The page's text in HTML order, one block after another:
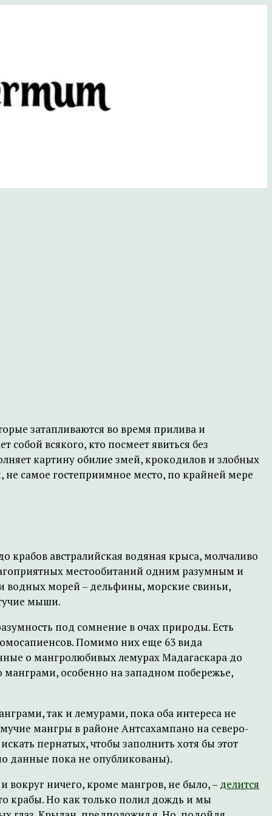
затапливаются во время прилива и
всякого, кто посмеет явиться без
картину обилие змей, крокодилов и злобных
самое гостеприимное место, по крайней мере
крабов австралийская водяная крыса, молчаливо
местообитаний одним разумным и
водных морей – дельфины, морские свиньи,
мыши.
под сомнение в очах природы. Есть
Помимо них еще 63 вида
о мангролюбивых лемурах Мадагаскара до
манграми, особенно на западном побережье,
так и лемурами, пока оба интереса не
мангры в районе Антсахампано на северо-
пернатых, чтобы заполнить хотя бы этот
данные пока не опубликованы).
вокруг ничего, кроме мангров, не было, – делится
крабы. Но как только полил дождь и мы